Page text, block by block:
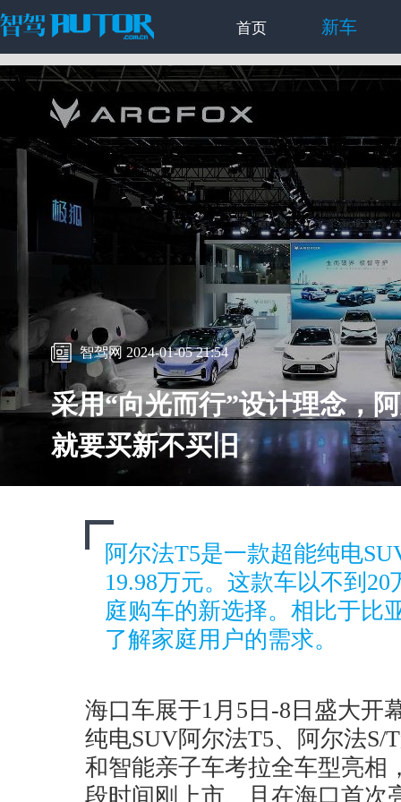
首页 新车
智驾网 2024-01-05 21:54
采用“向光而行”设计理念，
就要买新不买旧
阿尔法T5是一款超能纯电
19.98万元。这款车以不到
庭购车的新选择。相比于比
了解家庭用户的需求。
海口车展于1月5日-8日盛大开
纯电SUV阿尔法T5、阿尔法S/
和智能亲子车考拉全车型亮相
段时间刚上市、且在海口首次